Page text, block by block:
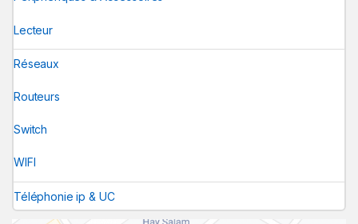
Lecteur
Réseaux
Routeurs
Switch
WIFI
Téléphonie ip & UC